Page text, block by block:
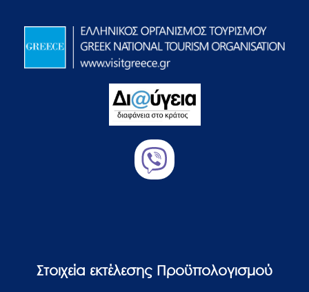
Στοιχεία εκτέλεσης Προϋπολογισμού